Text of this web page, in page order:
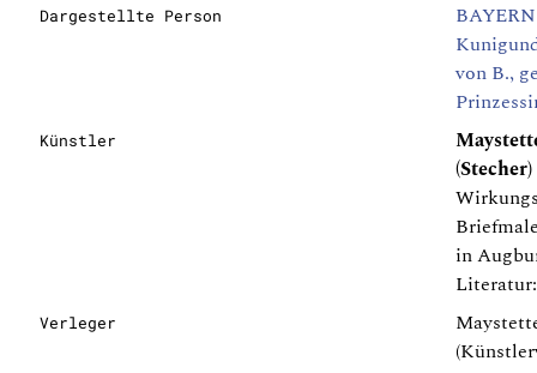
Dargestellte Person
von B.,
Künstler
(Stecher)
in
Verleger